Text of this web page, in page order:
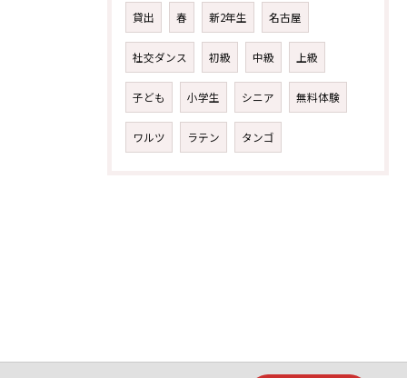
貸出 春 新2年生 名古屋
社交ダンス 初級 中級 上級
子ども 小学生 シニア 無料体験
ワルツ ラテン タンゴ